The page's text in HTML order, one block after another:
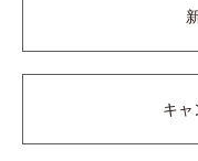
キャ